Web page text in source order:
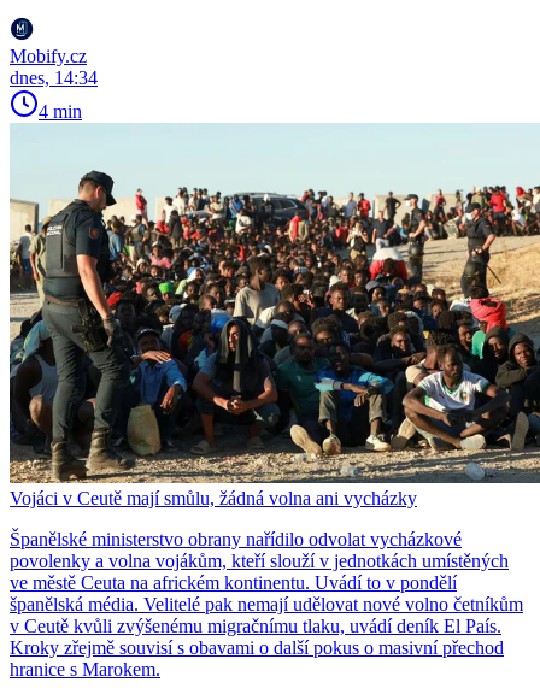
Mobify.cz
dnes, 14:34
4 min
Vojáci v Ceutě mají smůlu, žádná volna ani vycházky
Španělské ministerstvo obrany nařídilo odvolat vycházkové
povolenky a volna vojákům, kteří slouží v jednotkách umístěných
ve městě Ceuta na africkém kontinentu. Uvádí to v pondělí
španělská média. Velitelé pak nemají udělovat nové volno četníkům
v Ceutě kvůli zvýšenému migračnímu tlaku, uvádí deník El País.
Kroky zřejmě souvisí s obavami o další pokus o masivní přechod
hranice s Marokem.